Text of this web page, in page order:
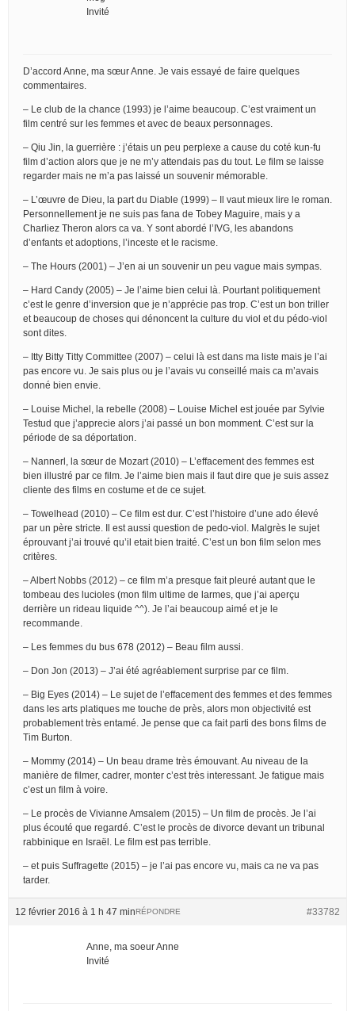
Invité
D’accord Anne, ma sœur Anne. Je vais essayé de faire quelques
commentaires.
– Le club de la chance (1993) je l’aime beaucoup. C’est vraiment un
film centré sur les femmes et avec de beaux personnages.
– Qiu Jin, la guerrière : j’étais un peu perplexe a cause du coté kun-fu
film d’action alors que je ne m’y attendais pas du tout. Le film se laisse
regarder mais ne m’a pas laissé un souvenir mémorable.
– L’œuvre de Dieu, la part du Diable (1999) – Il vaut mieux lire le roman.
Personnellement je ne suis pas fana de Tobey Maguire, mais y a
Charliez Theron alors ca va. Y sont abordé l’IVG, les abandons
d’enfants et adoptions, l’inceste et le racisme.
– The Hours (2001) – J’en ai un souvenir un peu vague mais sympas.
– Hard Candy (2005) – Je l’aime bien celui là. Pourtant politiquement
c’est le genre d’inversion que je n’apprécie pas trop. C’est un bon triller
et beaucoup de choses qui dénoncent la culture du viol et du pédo-viol
sont dites.
– Itty Bitty Titty Committee (2007) – celui là est dans ma liste mais je l’ai
pas encore vu. Je sais plus ou je l’avais vu conseillé mais ca m’avais
donné bien envie.
– Louise Michel, la rebelle (2008) – Louise Michel est jouée par Sylvie
Testud que j’apprecie alors j’ai passé un bon momment. C’est sur la
période de sa déportation.
– Nannerl, la sœur de Mozart (2010) – L’effacement des femmes est
bien illustré par ce film. Je l’aime bien mais il faut dire que je suis assez
cliente des films en costume et de ce sujet.
– Towelhead (2010) – Ce film est dur. C’est l’histoire d’une ado élevé
par un père stricte. Il est aussi question de pedo-viol. Malgrès le sujet
éprouvant j’ai trouvé qu’il etait bien traité. C’est un bon film selon mes
critères.
– Albert Nobbs (2012) – ce film m’a presque fait pleuré autant que le
tombeau des lucioles (mon film ultime de larmes, que j’ai aperçu
derrière un rideau liquide ^^). Je l’ai beaucoup aimé et je le
recommande.
– Les femmes du bus 678 (2012) – Beau film aussi.
– Don Jon (2013) – J’ai été agréablement surprise par ce film.
– Big Eyes (2014) – Le sujet de l’effacement des femmes et des femmes
dans les arts platiques me touche de près, alors mon objectivité est
probablement très entamé. Je pense que ca fait parti des bons films de
Tim Burton.
– Mommy (2014) – Un beau drame très émouvant. Au niveau de la
manière de filmer, cadrer, monter c’est très interessant. Je fatigue mais
c’est un film à voire.
– Le procès de Vivianne Amsalem (2015) – Un film de procès. Je l’ai
plus écouté que regardé. C’est le procès de divorce devant un tribunal
rabbinique en Israël. Le film est pas terrible.
– et puis Suffragette (2015) – je l’ai pas encore vu, mais ca ne va pas
tarder.
12 février 2016 à 1 h 47 min #33782
RÉPONDRE
Anne, ma soeur Anne
Invité